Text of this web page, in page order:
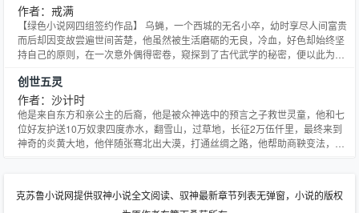
作者：戒满
【绿色小说网四组签约作品】 乌蝇，一个西城的无名小卒，幼时享尽人间富贵
而后却因变故尝遍世间苦楚，他虽然被生活磨砺的无良，冷血，好色却始终坚
持自己的原则，在一次意外偶得密卷，窥探到了古代武学的秘密，便以此为契
一下，我是流氓我怕谁？女教授，女学生，女警察，不都是女人嘛？ （老人新
作，每天万字+更新稳定，人品保证，偶尔也会暴击加更，求收
创世五灵
作者：沙计时
他是来自东方和亲公主的后裔，他是被众神选中的预言之子救世灵童，他和七
位好友护送10万奴隶四度赤水，翻雪山，过草地，长征2万伍仟里，最终来到
神奇的炎黄大地，他伴随张骞北出大漠，打通丝绸之路，他帮助商鞅变法，帮
克苏鲁小说网提供驭神小说全文阅读、驭神最新章节列表无弹窗，小说的版权